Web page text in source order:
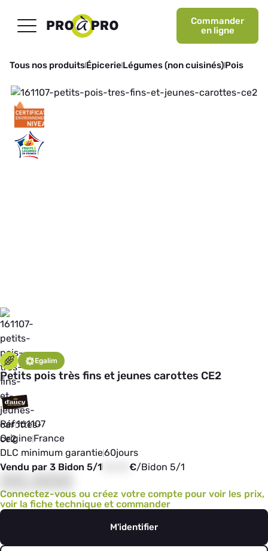
Commander
en ligne
Tous nos produitsÉpicerie Légumes (non cuisinés)Pois
Egalim
Petits pois très fins et jeunes carottes CE2
Réf161107
OrigineFrance
DLC minimum garantie60jours
Vendu par 3 Bidon 5/1
€/Bidon 5/1
Connectez-vous ou créez votre compte pour voir les prix,
voir la fiche technique et commander
M'identifier